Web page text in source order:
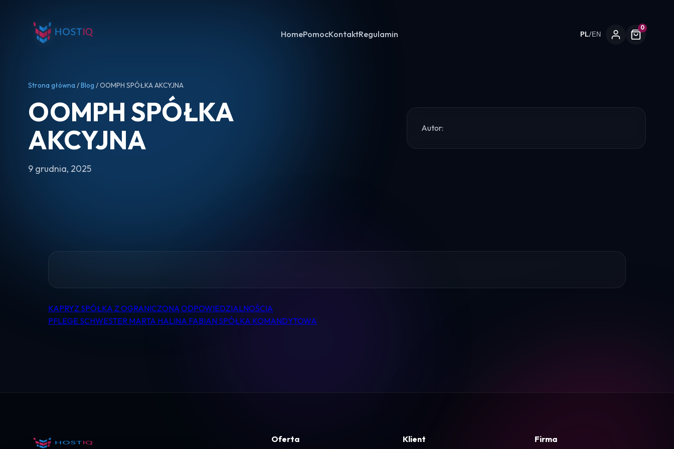
HomePomocKontaktRegulamin PL/EN
0
Strona główna /Blog / OOMPH SPÓŁKA AKCYJNA
OOMPH SPÓŁKA
AKCYJNA
9 grudnia, 2025
Autor:
Nawigacja
KAPRYZ SPÓŁKA Z OGRANICZONĄ ODPOWIEDZIALNOŚCIĄ
PFLEGE SCHWESTER MARTA HALINA FABIAN SPÓŁKA KOMANDYTOWA
Oferta Klient Firma